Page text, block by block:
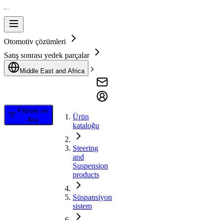
Otomotiv çözümleri
Satış sonrası yedek parçalar
Middle East and Africa
Filtrele ve
Ara
Ürün
kataloğu
Steering
and
Suspension
products
Süspansiyon
sistem